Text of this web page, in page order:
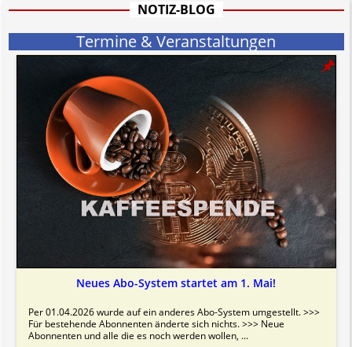
NOTIZ-BLOG
Termine & Veranstaltungen
Neues Abo-System startet am 1. Mai!
Per 01.04.2026 wurde auf ein anderes Abo-System umgestellt. >>>
Für bestehende Abonnenten änderte sich nichts. >>> Neue
Abonnenten und alle die es noch werden wollen, ...